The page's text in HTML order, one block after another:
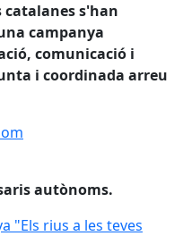
s'han
campanya
comunicació i
i coordinada arreu
autònoms.
"Els rius a les teves
"Els rius a les teves